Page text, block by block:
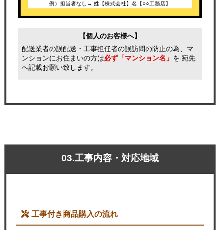
例）担当者なし→ 姓【株式会社】名【○○工務店】
【個人のお客様へ】
配送業者の誤配送・工事担任者の誤訪問の防止の為、マ
ンションにお住まいの方は必ず「マンション名」 を 宛先
へ記載お願い致します。
03.工事内容・対応地域
工事付き商品購入の流れ